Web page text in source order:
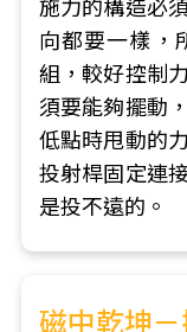
施力的構造必
向都要一樣，
組，較好控制
須要能夠擺動
低點時甩動的
投射桿固定連
是投不遠的。
磁中乾坤